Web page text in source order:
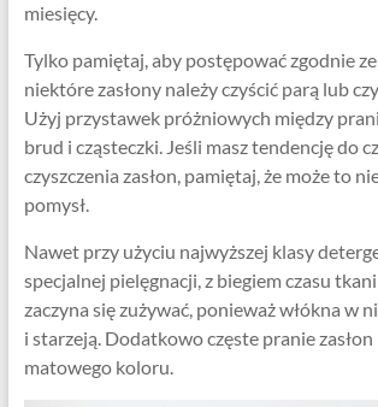
miesięcy.
Tylko pamiętaj, aby postępować zgodnie
niektóre zasłony należy czyścić parą lub
Użyj przystawek próżniowych między
brud i cząsteczki. Jeśli masz tendencję do
czyszczenia zasłon, pamiętaj, że może to
pomysł.
Nawet przy użyciu najwyższej klasy
specjalnej pielęgnacji, z biegiem czasu
zaczyna się zużywać, ponieważ włókna w
i starzeją. Dodatkowo częste pranie
matowego koloru.